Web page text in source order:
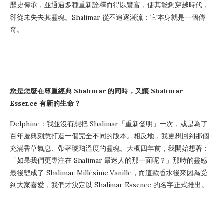
歷史傳承，並通過多種重新詮釋而得以豐富，使其能夠穿越時代，
卻從未失去其靈魂。Shalimar 從不追逐潮流：它本身就是一個傳
奇。
———————————————
您是怎麼在尊重經典 Shalimar 的同時，又讓 Shalimar
Essence 有新的生命？
Delphine：我並沒有想把 Shalimar「重新發明」一次，或是為了
百年慶典刻意打造一個完全不同的版本。相反地，我更想回到那個
充滿香草氣息、帶著琥珀溫度的靈魂。大概四年前，我開始想著：
「如果我們更專注在 Shalimar 最迷人的那一面呢？」那時的靈感
最後變成了 Shalimar Millésime Vanille，而這款香水後來因為受
到大家喜愛，我們才決定以 Shalimar Essence 的名字正式推出。